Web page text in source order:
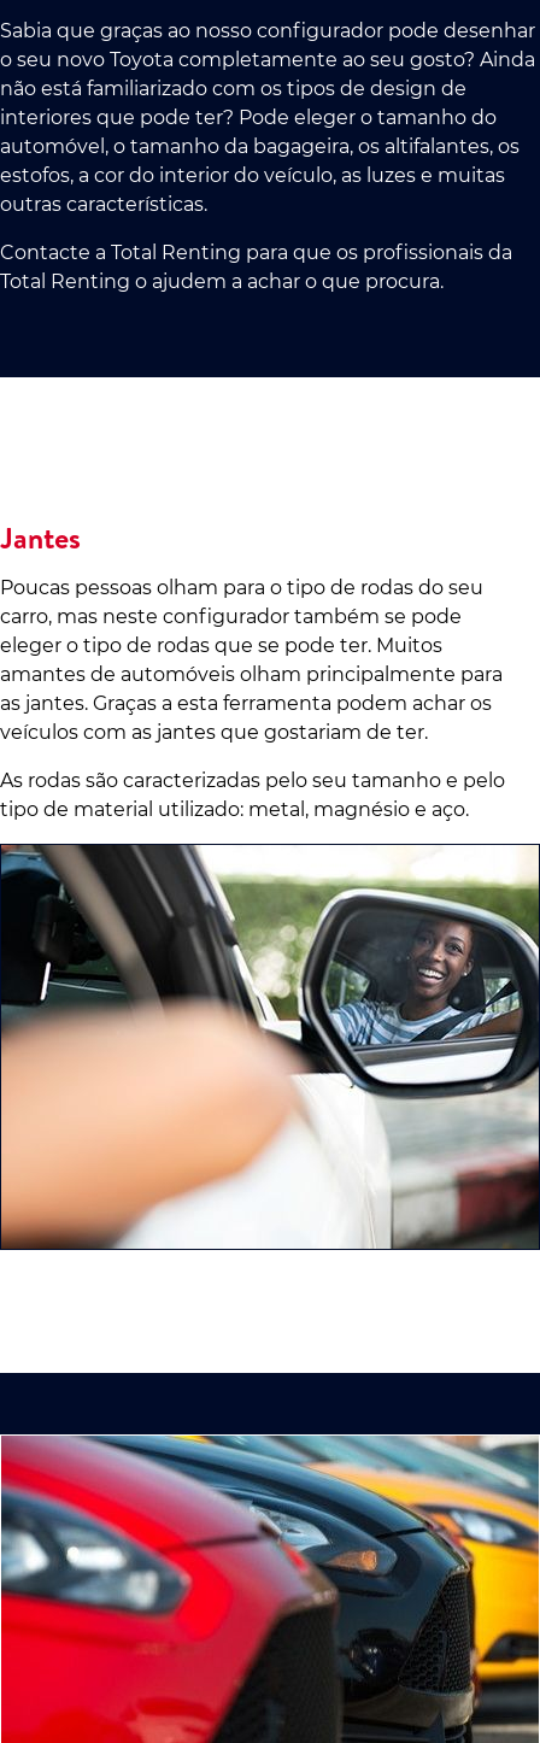
Sabia que graças ao nosso configurador pode desenhar
o seu novo Toyota completamente ao seu gosto? Ainda
não está familiarizado com os tipos de design de
interiores que pode ter? Pode eleger o tamanho do
automóvel, o tamanho da bagageira, os altifalantes, os
estofos, a cor do interior do veículo, as luzes e muitas
outras características.
Contacte a Total Renting para que os profissionais da
Total Renting o ajudem a achar o que procura.
Jantes
Poucas pessoas olham para o tipo de rodas do seu
carro, mas neste configurador também se pode
eleger o tipo de rodas que se pode ter. Muitos
amantes de automóveis olham principalmente para
as jantes. Graças a esta ferramenta podem achar os
veículos com as jantes que gostariam de ter.
As rodas são caracterizadas pelo seu tamanho e pelo
tipo de material utilizado: metal, magnésio e aço.